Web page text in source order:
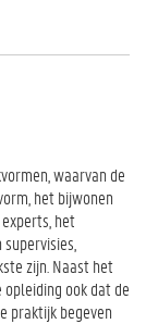
waarvan de
het bijwonen
het
zijn. Naast het
ook dat de
praktijk begeven